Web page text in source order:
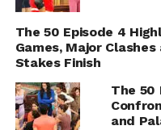
The 50 Episode 4
Games, Major
Stakes Finish
The 50
and